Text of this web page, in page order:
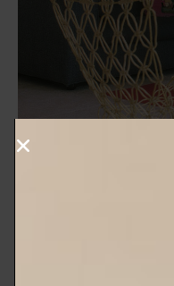
La “paura” della